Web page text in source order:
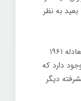
به نظر
اما چند بیگانه وجود دارد؟ طبق معادله ۱۹۶۱
دارد که
دیگر